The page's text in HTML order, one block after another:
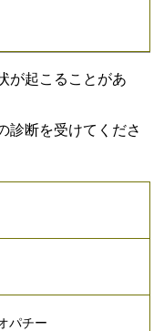
が起こることがあ
診断を受けてくださ
パチー